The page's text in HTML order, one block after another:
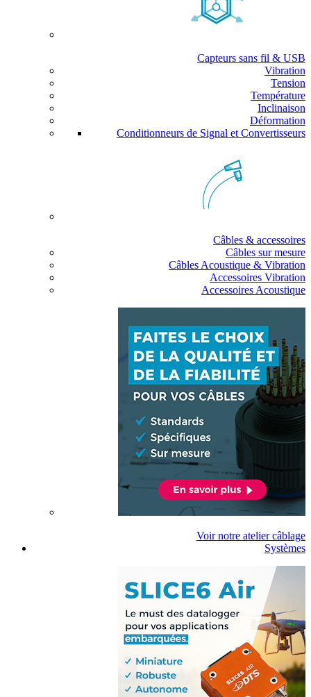
Capteurs sans fil & USB
Vibration
Tension
Température
Inclinaison
Déformation
Conditionneurs de Signal et Convertisseurs
Câbles & accessoires
Câbles sur mesure
Câbles Acoustique & Vibration
Accessoires Vibration
Accessoires Acoustique
Voir notre atelier câblage
Systèmes